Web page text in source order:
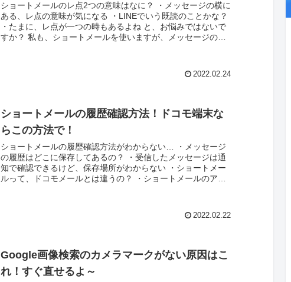
ショートメールのレ点2つの意味はなに？ ・メッセージの横に
ある、レ点の意味が気になる ・LINEでいう既読のことかな？
・たまに、レ点が一つの時もあるよね と、お悩みではないで
すか？ 私も、ショートメールを使いますが、メッセージの横
2022.02.24
ショートメールの履歴確認方法！ドコモ端末な
らこの方法で！
ショートメールの履歴確認方法がわからない… ・メッセージ
の履歴はどこに保存してあるの？ ・受信したメッセージは通
知で確認できるけど、保存場所がわからない ・ショートメー
ルって、ドコモメールとは違うの？ ・ショートメールのアプ
2022.02.22
Google画像検索のカメラマークがない原因はこ
れ！すぐ直せるよ～